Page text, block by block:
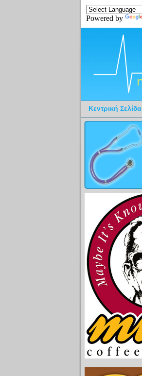
Powered by
Κεντρική Σελίδα